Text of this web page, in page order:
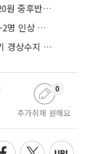
호르무즈발 유가 상승에 투심 난조⋯"1420원 중후반 등락"
우리금융硏 "8월 기준금리 동결 전망⋯1~2명 인상 소수의견 낼 것"
반도체 날개 달고 날았다⋯'역대급' 상반기 경상수지 흑자 2000억달러 육박
추가취재 원해요
0